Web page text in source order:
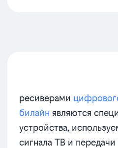
ресиверами
билайн являются
устройства,
сигнала ТВ и передачи